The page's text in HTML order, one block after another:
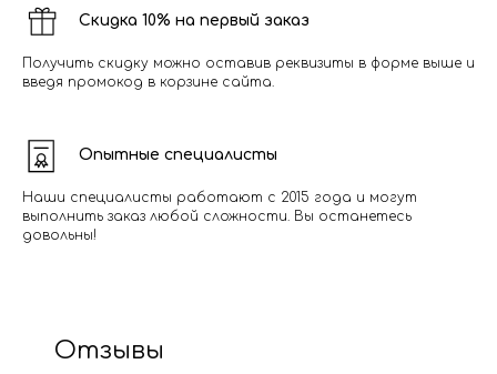
Скидка 10% на первый заказ
Получить скидку можно оставив реквизиты в форме выше и
введя промокод в корзине сайта.
Опытные специалисты
Наши специалисты работают с 2015 года и могут
выполнить заказ любой сложности. Вы останетесь
довольны!
Отзывы